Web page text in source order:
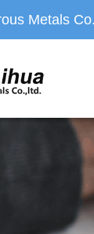
Metals